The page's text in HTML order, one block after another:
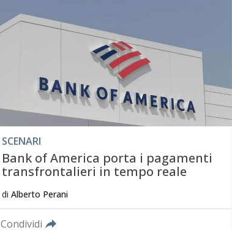
SCENARI
Bank of America porta i pagamenti
transfrontalieri in tempo reale
di Alberto Perani
Condividi